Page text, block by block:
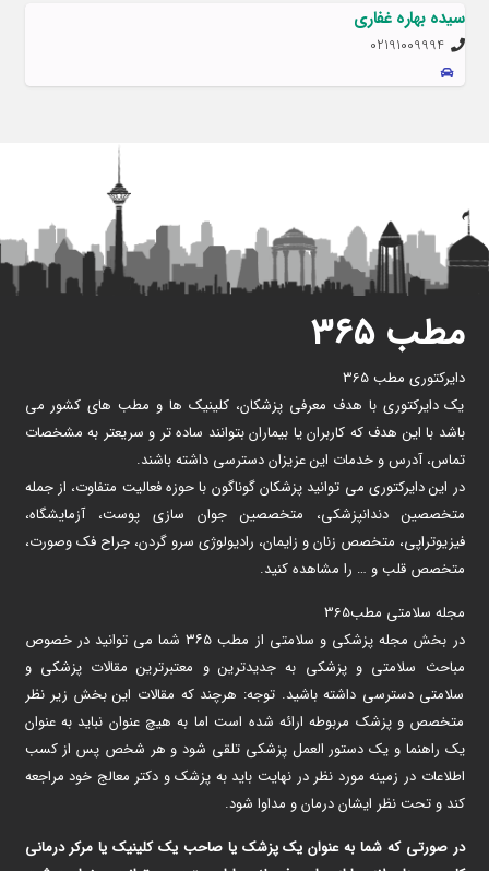
سیده بهاره غفاری
02191009994
مطب ۳۶۵
دایرکتوری مطب 365
یک دایرکتوری با هدف معرفی پزشکان، کلینیک ها و مطب های کشور می
باشد با این هدف که کاربران یا بیماران بتوانند ساده تر و سریعتر به مشخصات
تماس، آدرس و خدمات این عزیزان دسترسی داشته باشند.
در این دایرکتوری می توانید پزشکان گوناگون با حوزه فعالیت متفاوت، از جمله
متخصصین دندانپزشکی، متخصصین جوان سازی پوست، آزمایشگاه،
فیزیوتراپی، متخصص زنان و زایمان، رادیولوژی سرو گردن، جراح فک وصورت،
متخصص قلب و … را مشاهده کنید.
مجله سلامتی مطب365
در بخش مجله پزشکی و سلامتی از مطب ۳۶۵ شما می توانید در خصوص
مباحث سلامتی و پزشکی به جدیدترین و معتبرترین مقالات پزشکی و
سلامتی دسترسی داشته باشید. توجه: هرچند که مقالات این بخش زیر نظر
متخصص و پزشک مربوطه ارائه شده است اما به هیچ عنوان نباید به عنوان
یک راهنما و یک دستور العمل پزشکی تلقی شود و هر شخص پس از کسب
اطلاعات در زمینه مورد نظر در نهایت باید به پزشک و دکتر معالج خود مراجعه
کند و تحت نظر ایشان درمان و مداوا شود.
در صورتی که شما به عنوان یک پزشک یا صاحب یک کلینیک یا مرکر درمانی